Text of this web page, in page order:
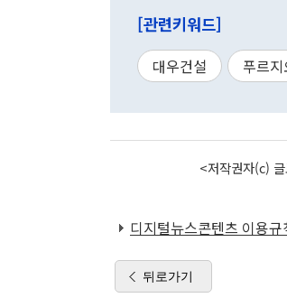
[관련키워드]
대우건설 푸르지
<저작권자(c)
디지털뉴스콘텐츠 이용규
뒤로가기